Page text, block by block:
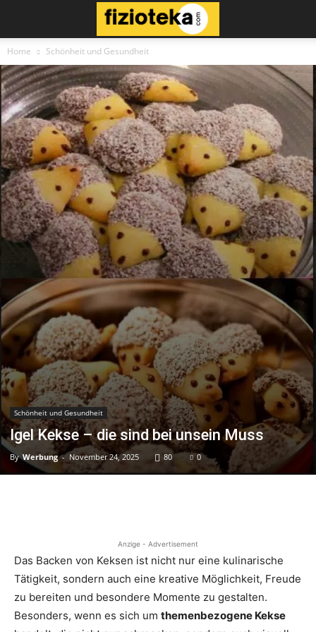
Home Schönheit und Gesundheit
Schönheit und Gesundheit
Igel Kekse – die sind bei unsein Muss
By Werbung - November 24, 2025 80 0
Anzige - Advertisement
Das Backen von Keksen ist nicht nur eine kulinarische
Tätigkeit, sondern auch eine kreative Möglichkeit, Freude
zu bereiten und besondere Momente zu gestalten.
Besonders, wenn es sich um themenbezogene Kekse